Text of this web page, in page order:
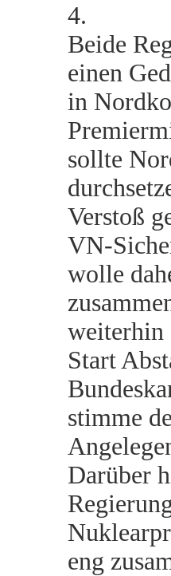
4.
Beide
einen
in
sollte
Verstoß
VN-
wolle
weiterhin
Start
stimme
Darüber
eng